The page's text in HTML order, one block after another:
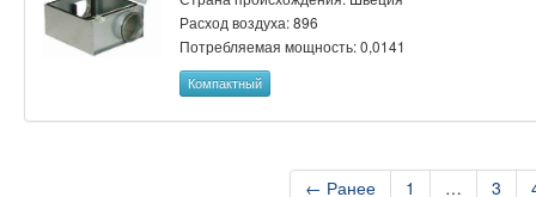
Расход воздуха: 896
Потребляемая мощность: 0,0141
Компактный
← Ранее 1 … 3